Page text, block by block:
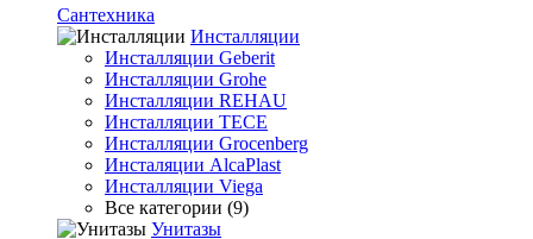
Сантехника
Инсталляции
Инсталляции Geberit
Инсталляции Grohe
Инсталляции REHAU
Инсталляции TECE
Инсталляции Grocenberg
Инсталяции AlcaPlast
Инсталляции Viega
Все категории (9)
Унитазы